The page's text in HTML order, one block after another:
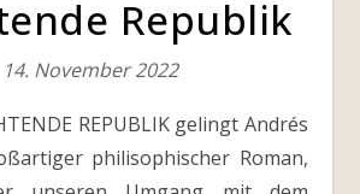
Republik
14. November 2022
philisophischer Roman,